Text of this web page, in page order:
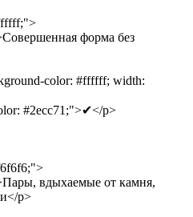
форма без
color: #ffffff; width:
#2ecc71;">✔</p>
вдыхаемые от камня,
p>